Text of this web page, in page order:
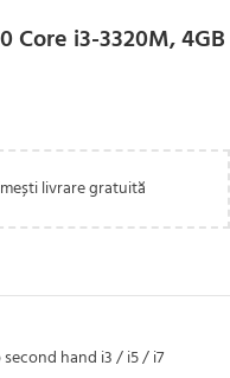
Core i3-3320M, 4GB
livrare gratuită
hand i3 / i5 / i7